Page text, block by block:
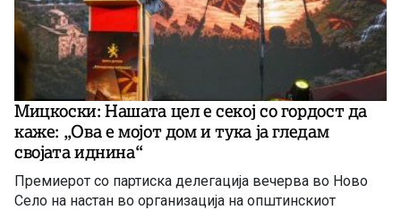
Мицкоски: Нашата цел е секој со гордост да
каже: „Ова е мојот дом и тука ја гледам
својата иднина“
Премиерот со партиска делегација вечерва во Ново
Село на настан во организација на општинскиот